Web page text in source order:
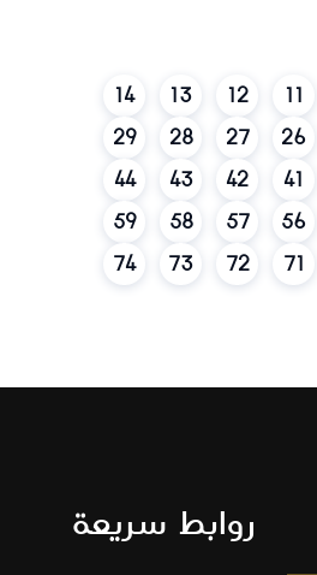
11
12
13
14
26
27
28
29
41
42
43
44
56
57
58
59
71
72
73
74
روابط سريعة